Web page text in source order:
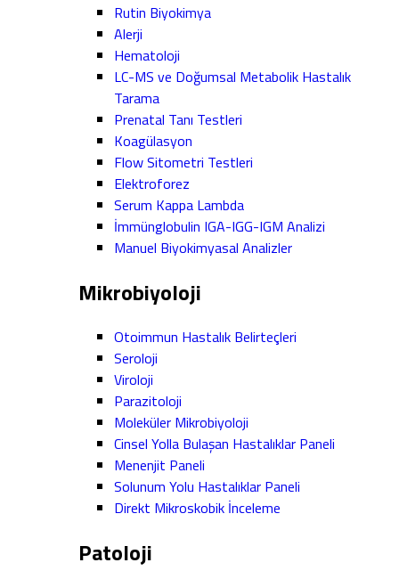
Rutin Biyokimya
Alerji
Hematoloji
LC-MS ve Doğumsal Metabolik Hastalık
Tarama
Prenatal Tanı Testleri
Koagülasyon
Flow Sitometri Testleri
Elektroforez
Serum Kappa Lambda
İmmünglobulin IGA-IGG-IGM Analizi
Manuel Biyokimyasal Analizler
Mikrobiyoloji
Otoimmun Hastalık Belirteçleri
Seroloji
Viroloji
Parazitoloji
Moleküler Mikrobiyoloji
Cinsel Yolla Bulaşan Hastalıklar Paneli
Menenjit Paneli
Solunum Yolu Hastalıklar Paneli
Direkt Mikroskobik İnceleme
Patoloji